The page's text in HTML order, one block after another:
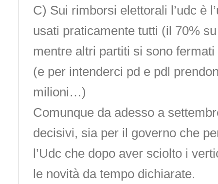
C) Sui rimborsi elettorali l’udc è
usati praticamente tutti (il 70%
mentre altri partiti si sono
(e per intenderci pd e pdl
milioni…)
Comunque da adesso a
decisivi, sia per il governo che
l’Udc che dopo aver sciolto i
le novità da tempo dichiarate.